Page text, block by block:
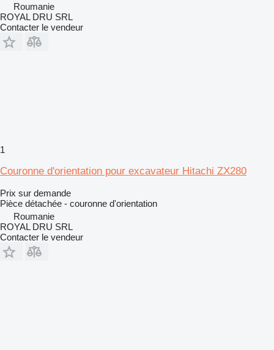
Roumanie
ROYAL DRU SRL
Contacter le vendeur
1
Couronne d'orientation pour excavateur Hitachi ZX280
Prix sur demande
Pièce détachée - couronne d'orientation
Roumanie
ROYAL DRU SRL
Contacter le vendeur